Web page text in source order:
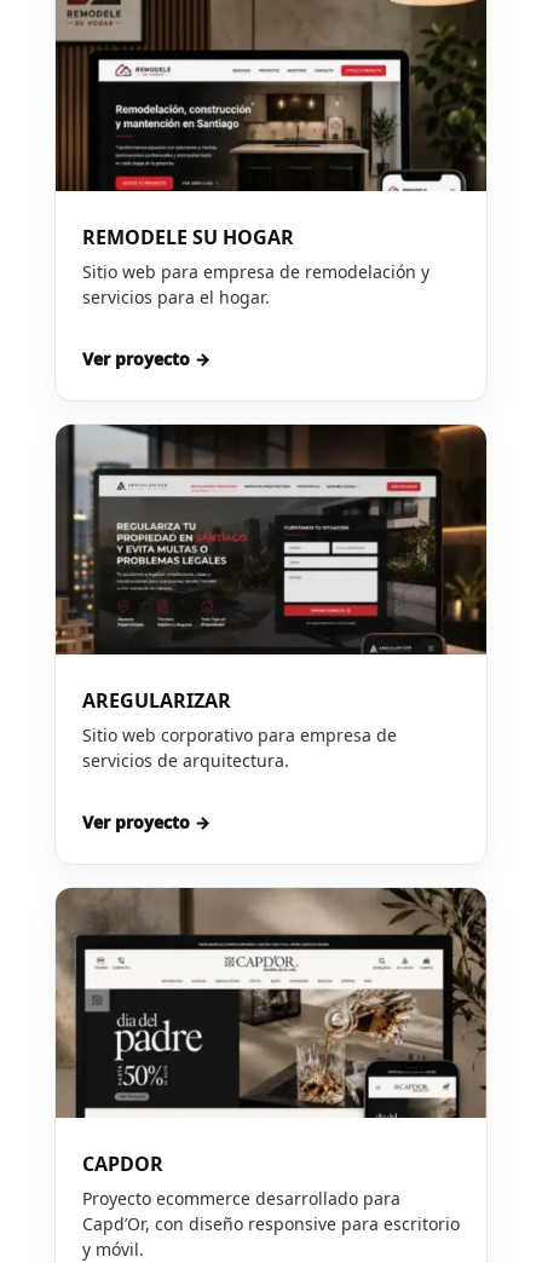
REMODELE SU HOGAR
Sitio web para empresa de remodelación y
servicios para el hogar.
Ver proyecto →
AREGULARIZAR
Sitio web corporativo para empresa de
servicios de arquitectura.
Ver proyecto →
CAPDOR
Proyecto ecommerce desarrollado para
Capd’Or, con diseño responsive para escritorio
y móvil.